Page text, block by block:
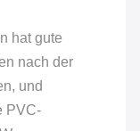
hat gute
nach der
und
PVC-